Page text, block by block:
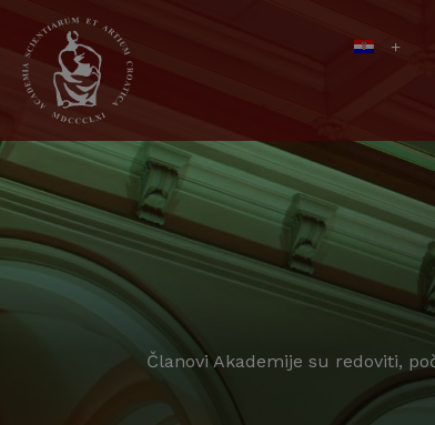
Članovi Akademije su redoviti,